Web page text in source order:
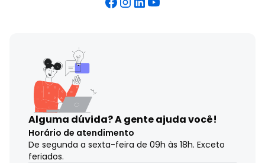
Alguma dúvida?A gente ajuda você!
Horário de atendimento
De segunda a sexta-feira de 09h às 18h. Exceto
feriados.